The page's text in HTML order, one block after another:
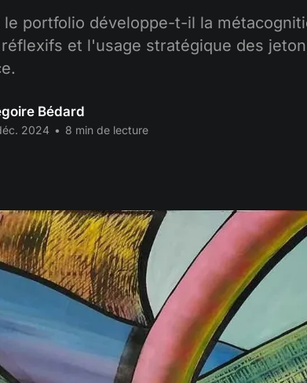
le portfolio développe-t-il la
et l'usage stratégique des
Bédard
2024 • 8 min de lecture